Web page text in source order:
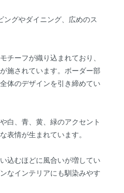
グやダイニング、広めのス
チーフが織り込まれており、
施されています。ボーダー部
体のデザインを引き締めてい
白、青、黄、緑のアクセント
表情が生まれています。
込むほどに風合いが増してい
なインテリアにも馴染みやす